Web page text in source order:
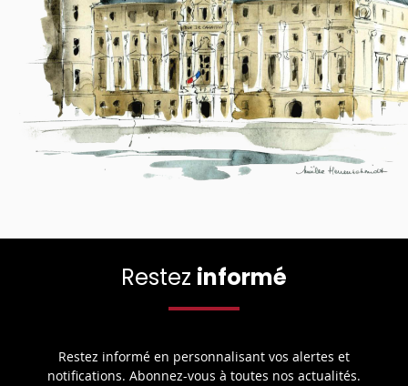
Restez informé
Restez informé en personnalisant vos alertes et
notifications. Abonnez-vous à toutes nos actualités.